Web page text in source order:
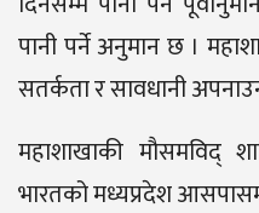
पानी पर्ने अनुमान छ ।
सतर्कता र सावधानी
महाशाखाकी मौसमविद्
भारतको मध्यप्रदेश